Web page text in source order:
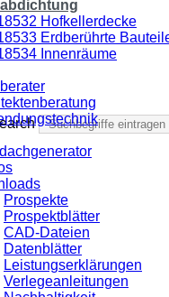
Hofkellerdecke
Erdberührte
Innenräume
Prospekte
Prospektblätter
CAD-Dateien
Datenblätter
Leistungserklärungen
Verlegeanleitungen